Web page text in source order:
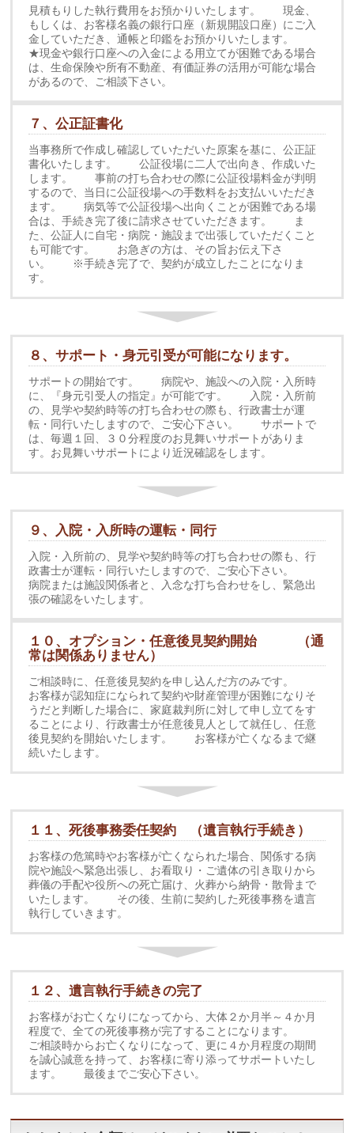
見積もりした執行費用をお預かりいたします。 現金、
もしくは、お客様名義の銀行口座（新規開設口座）にご入
金していただき、通帳と印鑑をお預かりいたします。
★現金や銀行口座への入金による用立てが困難である場合
は、生命保険や所有不動産、有価証券の活用が可能な場合
があるので、ご相談下さい。
７、公正証書化
当事務所で作成し確認していただいた原案を基に、公正証
書化いたします。 公証役場に二人で出向き、作成いた
します。 事前の打ち合わせの際に公証役場料金が判明
するので、当日に公証役場への手数料をお支払いいただき
ます。 病気等で公証役場へ出向くことが困難である場
合は、手続き完了後に請求させていただきます。 ま
た、公証人に自宅・病院・施設まで出張していただくこと
も可能です。 お急ぎの方は、その旨お伝え下さ
い。 ※手続き完了で、契約が成立したことになりま
す。
８、サポート・身元引受が可能になります。
サポートの開始です。 病院や、施設への入院・入所時
に、『身元引受人の指定』が可能です。 入院・入所前
の、見学や契約時等の打ち合わせの際も、行政書士が運
転・同行いたしますので、ご安心下さい。 サポートで
は、毎週１回、３０分程度のお見舞いサポートがありま
す。お見舞いサポートにより近況確認をします。
９、入院・入所時の運転・同行
入院・入所前の、見学や契約時等の打ち合わせの際も、行
政書士が運転・同行いたしますので、ご安心下さい。
病院または施設関係者と、入念な打ち合わせをし、緊急出
張の確認をいたします。
１０、オプション・任意後見契約開始 （通
常は関係ありません）
ご相談時に、任意後見契約を申し込んだ方のみです。
お客様が認知症になられて契約や財産管理が困難になりそ
うだと判断した場合に、家庭裁判所に対して申し立てをす
ることにより、行政書士が任意後見人として就任し、任意
後見契約を開始いたします。 お客様が亡くなるまで継
続いたします。
１１、死後事務委任契約 （遺言執行手続き）
お客様の危篤時やお客様が亡くなられた場合、関係する病
院や施設へ緊急出張し、お看取り・ご遺体の引き取りから
葬儀の手配や役所への死亡届け、火葬から納骨・散骨まで
いたします。 その後、生前に契約した死後事務を遺言
執行していきます。
１２、遺言執行手続きの完了
お客様がお亡くなりになってから、大体２か月半～４か月
程度で、全ての死後事務が完了することになります。
ご相談時からお亡くなりになって、更に４か月程度の期間
を誠心誠意を持って、お客様に寄り添ってサポートいたし
ます。 最後までご安心下さい。